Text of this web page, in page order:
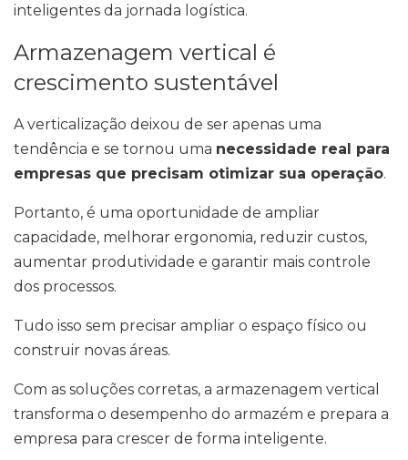
inteligentes da jornada logística.
Armazenagem vertical é
crescimento sustentável
A verticalização deixou de ser apenas uma
tendência e se tornou uma necessidade real para
empresas que precisam otimizar sua operação.
Portanto, é uma oportunidade de ampliar
capacidade, melhorar ergonomia, reduzir custos,
aumentar produtividade e garantir mais controle
dos processos.
Tudo isso sem precisar ampliar o espaço físico ou
construir novas áreas.
Com as soluções corretas, a armazenagem vertical
transforma o desempenho do armazém e prepara a
empresa para crescer de forma inteligente.